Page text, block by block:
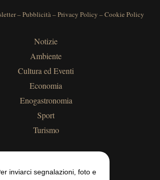
–Pubblicità–Privacy Policy –Cookie Policy
Notizie
Ambiente
Cultura ed Eventi
Economia
Enogastronomia
Sport
Turismo
inviarci segnalazioni, foto e